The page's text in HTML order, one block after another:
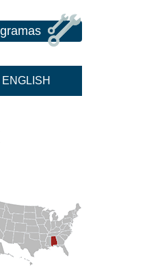
ENGLISH